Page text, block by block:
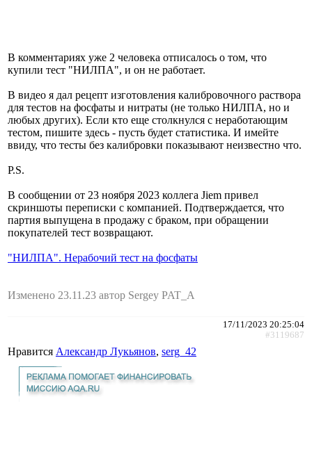
В комментариях уже 2 человека отписалось о том, что
купили тест "НИЛПА", и он не работает.
В видео я дал рецепт изготовления калибровочного раствора
для тестов на фосфаты и нитраты (не только НИЛПА, но и
любых других). Если кто еще столкнулся с неработающим
тестом, пишите здесь - пусть будет статистика. И имейте
ввиду, что тесты без калибровки показывают неизвестно что.
P.S.
В сообщении от 23 ноября 2023 коллега Jiem привел
скриншоты переписки с компанией. Подтверждается, что
партия выпущена в продажу с браком, при обращении
покупателей тест возвращают.
"НИЛПА". Нерабочий тест на фосфаты
Изменено 23.11.23 автор Sergey PAT_A
17/11/2023 20:25:04
#3119687
Нравится Александр Лукьянов, serg_42